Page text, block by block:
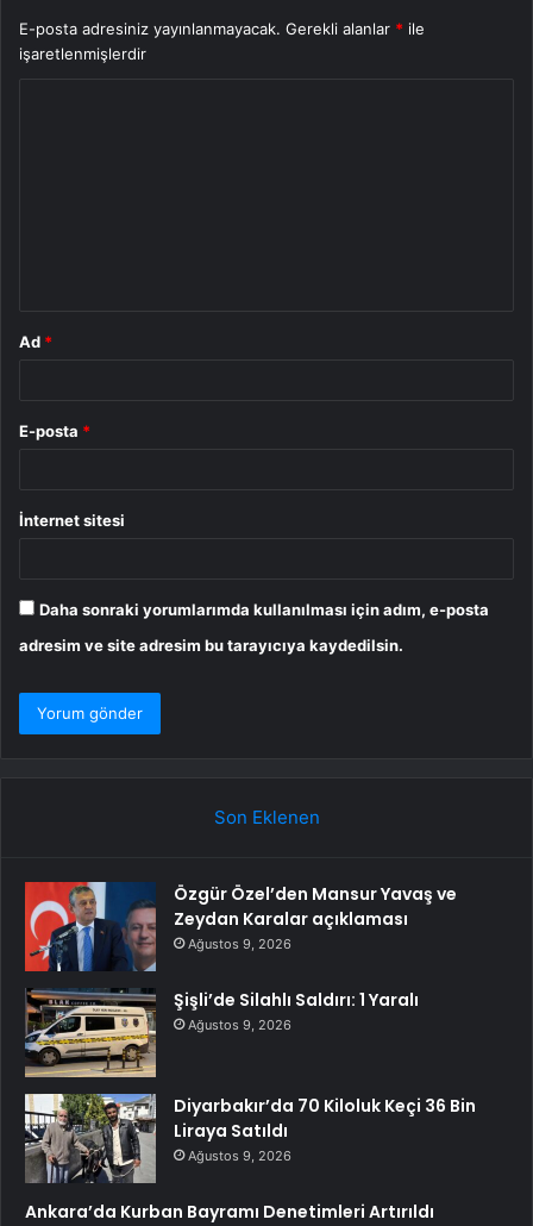
E-posta adresiniz yayınlanmayacak. Gerekli alanlar * ile
işaretlenmişlerdir
Ad *
E-posta *
İnternet sitesi
Daha sonraki yorumlarımda kullanılması için adım, e-posta
adresim ve site adresim bu tarayıcıya kaydedilsin.
Son Eklenen
Özgür Özel’den Mansur Yavaş ve
Zeydan Karalar açıklaması
Ağustos 9, 2026
Şişli’de Silahlı Saldırı: 1 Yaralı
Ağustos 9, 2026
Diyarbakır’da 70 Kiloluk Keçi 36 Bin
Liraya Satıldı
Ağustos 9, 2026
Ankara’da Kurban Bayramı Denetimleri Artırıldı